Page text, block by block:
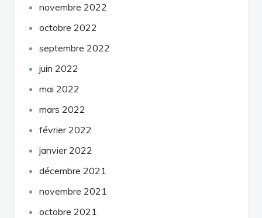
novembre 2022
octobre 2022
septembre 2022
juin 2022
mai 2022
mars 2022
février 2022
janvier 2022
décembre 2021
novembre 2021
octobre 2021